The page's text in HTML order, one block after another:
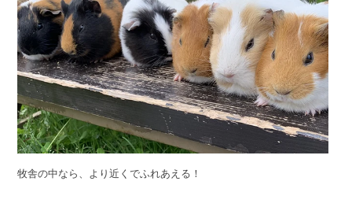
牧舎の中なら、より近くでふれあえる！